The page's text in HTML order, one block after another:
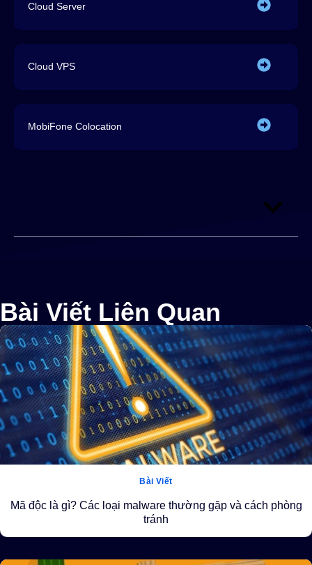
Cloud Server
Cloud VPS
MobiFone Colocation
Bài Viết Liên Quan
Bài Viết
Mã độc là gì? Các loại malware thường gặp và cách phòng
tránh